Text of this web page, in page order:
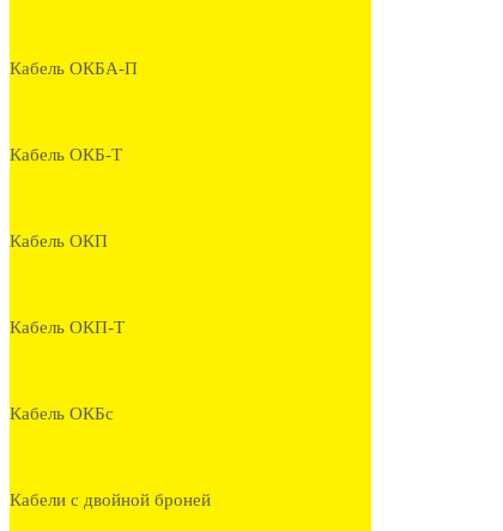
Кабель ОКБА-П
Кабель ОКБ-Т
Кабель ОКП
Кабель ОКП-Т
Кабель ОКБс
Кабели с двойной броней